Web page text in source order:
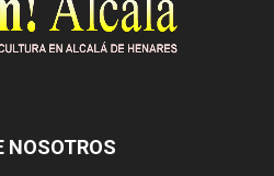
NOSOTROS